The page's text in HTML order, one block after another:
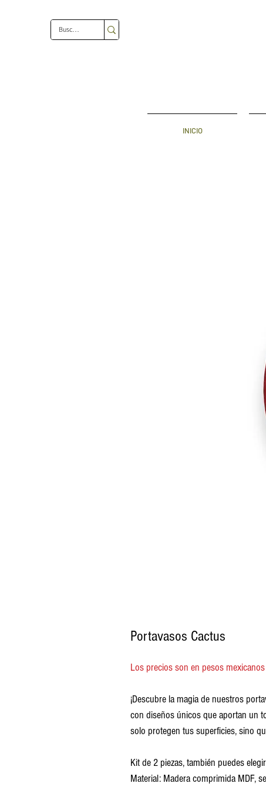
INICIO
Portavasos Cactus
Los precios son en pesos
¡Descubre la magia de nuestros
con diseños únicos que aportan un
solo protegen tus superficies, sino
Kit de 2 piezas, también puedes
Material: Madera comprimida MDF,